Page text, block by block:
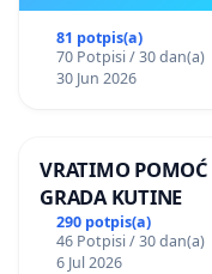
81 potpis(a)
70 Potpisi / 30 dan(a)
30 Jun 2026
VRATIMO POMOĆ
GRADA KUTINE
290 potpis(a)
46 Potpisi / 30 dan(a)
6 Jul 2026